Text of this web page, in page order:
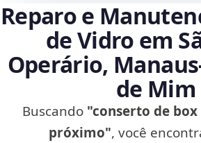
Reparo e
de Vidro em
Operário,
de Mim
Buscando "conserto de
próximo", você